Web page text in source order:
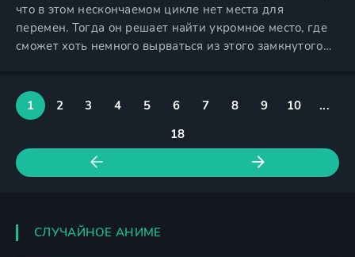
что в этом нескончаемом цикле нет места для
перемен. Тогда он решает найти укромное место, где
сможет хоть немного вырваться из этого замкнутого
место всегда казалось ему чем-то чуждым, но в то же
время полным жизненной энергии. Однажды, после
1 2 3 4 5 6 7 8 9 10
...
18
СЛУЧАЙНОЕ АНИМЕ